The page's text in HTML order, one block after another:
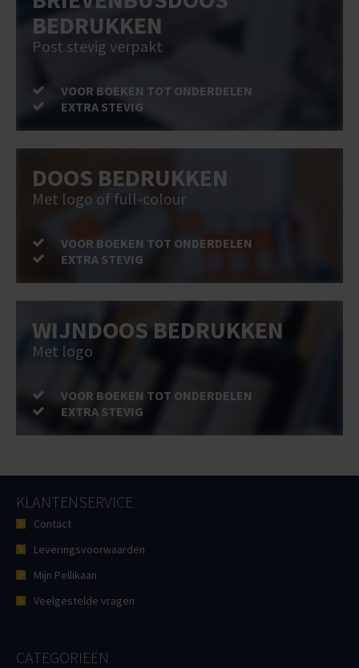
BEDRUKKEN
Post stevig verpakt
VOOR BOEKEN TOT ONDERDELEN
EXTRA STEVIG
DOOS BEDRUKKEN
Met logo of full-colour
VOOR BOEKEN TOT ONDERDELEN
EXTRA STEVIG
WIJNDOOS BEDRUKKEN
Met logo
VOOR BOEKEN TOT ONDERDELEN
EXTRA STEVIG
KLANTENSERVICE
Contact
Leveringsvoorwaarden
Mijn Pellikaan
Veelgestelde vragen
CATEGORIEËN